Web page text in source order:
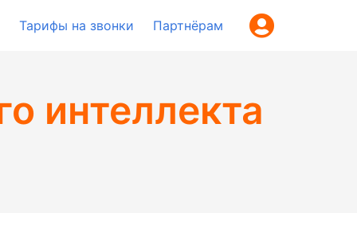
Тарифы на звонки Партнёрам
интеллекта